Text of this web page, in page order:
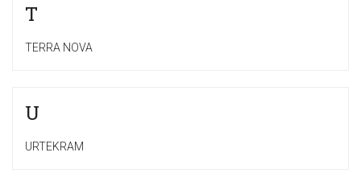
T
TERRA NOVA
U
URTEKRAM